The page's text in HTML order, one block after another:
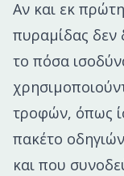
Αν και εκ
πυραμίδας δεν
το πόσα
τροφών, όπως
πακέτο
και που